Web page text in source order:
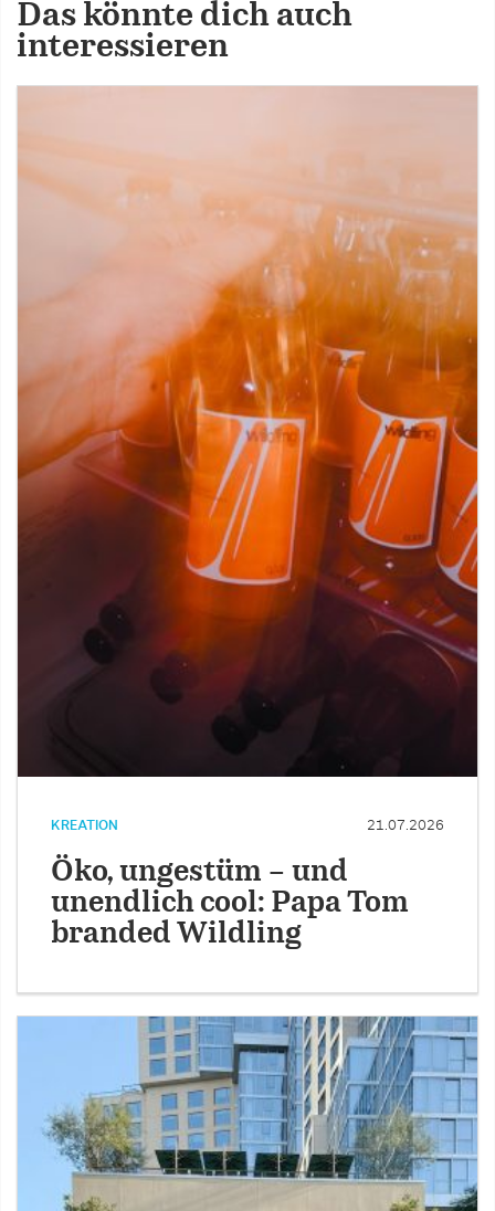
Das könnte dich auch
interessieren
KREATION 21.07.2026
Öko, ungestüm – und
unendlich cool: Papa Tom
branded Wildling